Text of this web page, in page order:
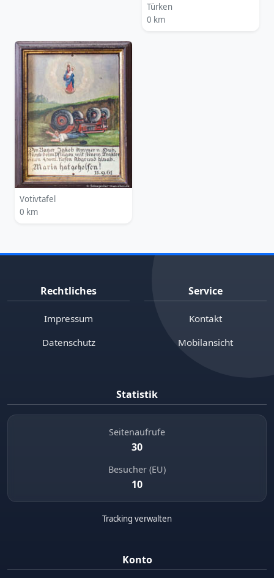
Türken
0 km
Votivtafel
0 km
Rechtliches
Impressum
Datenschutz
Service
Kontakt
Mobilansicht
Statistik
Seitenaufrufe
30
Besucher (EU)
10
Tracking verwalten
Konto